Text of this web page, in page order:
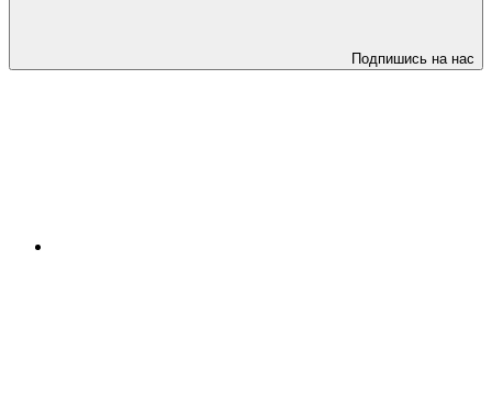
Подпишись на нас